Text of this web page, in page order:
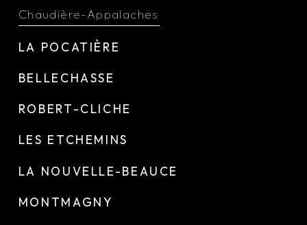
Chaudière-Appalaches
LA POCATIÈRE
BELLECHASSE
ROBERT-CLICHE
LES ETCHEMINS
LA NOUVELLE-BEAUCE
MONTMAGNY